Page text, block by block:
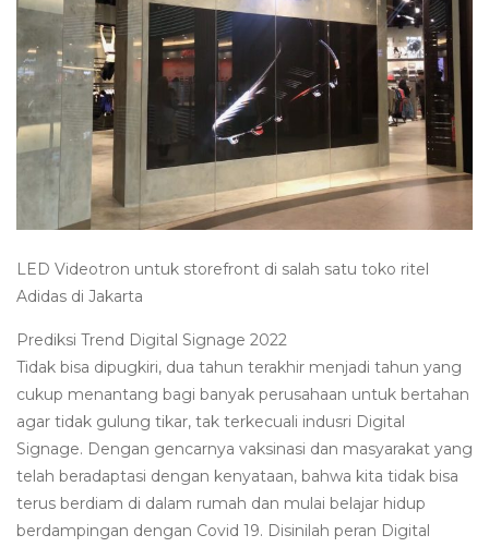
LED Videotron untuk storefront di salah satu toko ritel
Adidas di Jakarta
Prediksi Trend Digital Signage 2022
Tidak bisa dipugkiri, dua tahun terakhir menjadi tahun yang
cukup menantang bagi banyak perusahaan untuk bertahan
agar tidak gulung tikar, tak terkecuali indusri Digital
Signage. Dengan gencarnya vaksinasi dan masyarakat yang
telah beradaptasi dengan kenyataan, bahwa kita tidak bisa
terus berdiam di dalam rumah dan mulai belajar hidup
berdampingan dengan Covid 19. Disinilah peran Digital